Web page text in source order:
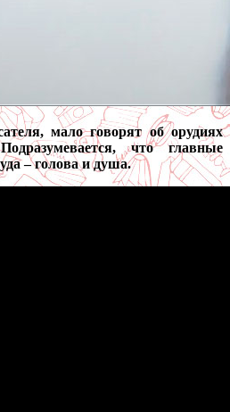
мало говорят об орудиях
что главные
– голова и душа.